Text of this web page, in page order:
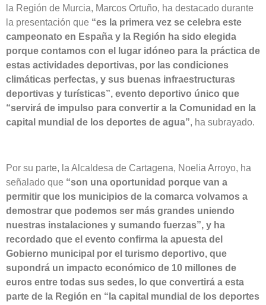
la Región de Murcia, Marcos Ortuño, ha destacado durante
la presentación que “es la primera vez se celebra este
campeonato en España y la Región ha sido elegida
porque contamos con el lugar idóneo para la práctica de
estas actividades deportivas, por las condiciones
climáticas perfectas, y sus buenas infraestructuras
deportivas y turísticas”, evento deportivo único que
“servirá de impulso para convertir a la Comunidad en la
capital mundial de los deportes de agua”, ha subrayado.
Por su parte, la Alcaldesa de Cartagena, Noelia Arroyo, ha
señalado que “son una oportunidad porque van a
permitir que los municipios de la comarca volvamos a
demostrar que podemos ser más grandes uniendo
nuestras instalaciones y sumando fuerzas”, y ha
recordado que el evento confirma la apuesta del
Gobierno municipal por el turismo deportivo, que
supondrá un impacto económico de 10 millones de
euros entre todas sus sedes, lo que convertirá a esta
parte de la Región en “la capital mundial de los deportes